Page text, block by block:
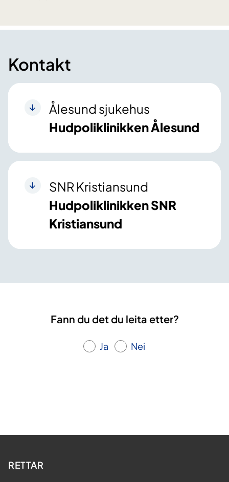
Kontakt
Ålesund sjukehus
Hudpoliklinikken Ålesund
SNR Kristiansund
Hudpoliklinikken SNR
Kristiansund
Fann du det du leita etter?
Ja Nei
RETTAR